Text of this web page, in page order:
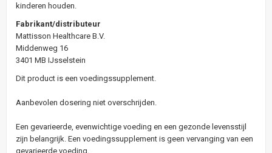
kinderen houden.
Fabrikant/distributeur
Mattisson Healthcare B.V.
Middenweg 16
3401 MB IJsselstein
Dit product is een voedingssupplement.
Aanbevolen dosering niet overschrijden.
Een gevarieerde, evenwichtige voeding en een gezonde levensstijl
zijn belangrijk. Een voedingssupplement is geen vervanging van een
gevarieerde voeding.